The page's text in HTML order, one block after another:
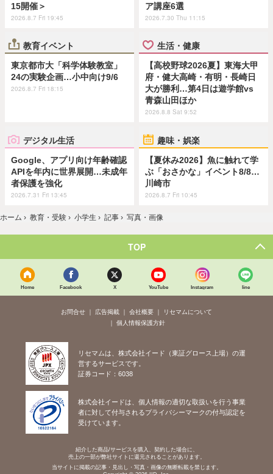
15開催＞
2026.8.7 Fri 19:45
ア講座6選
2026.7.30 Thu 11:15
教育イベント
東京都市大「科学体験教室」
24の実験企画…小中向け9/6
2026.8.7 Fri 18:15
生活・健康
【高校野球2026夏】東海大甲
府・健大高崎・有明・長崎日
大が勝利…第4日は遊学館vs
青森山田ほか
2026.8.8 Sat 9:52
デジタル生活
Google、アプリ向け年齢確認
APIを年内に世界展開…未成年
者保護を強化
2026.7.31 Fri 13:45
趣味・娯楽
【夏休み2026】魚に触れて学
ぶ「おさかな」イベント8/8…
川崎市
2026.8.7 Fri 10:45
ホーム › 教育・受験 › 小学生 › 記事 › 写真・画像
TOP
Home Facebook X YouTube Instagram line
お問合せ 広告掲載 会社概要
リセマムについて
個人情報保護方針
リセマムは、株式会社イード（東証グロース上場）の運
営するサービスです。
証券コード：6038
株式会社イードは、個人情報の適切な取扱いを行う事業
者に対して付与されるプライバシーマークの付与認定を
受けています。
紹介した商品/サービスを購入、契約した場合に、
売上の一部が弊社サイトに還元されることがあります。
当サイトに掲載の記事・見出し・写真・画像の無断転載を禁じます。